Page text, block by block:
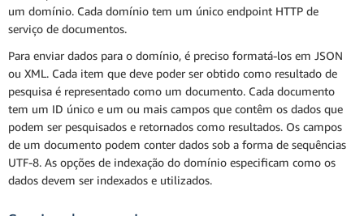
um domínio. Cada domínio tem um único endpoint HTTP de
serviço de documentos.
Para enviar dados para o domínio, é preciso formatá-los em JSON
ou XML. Cada item que deve poder ser obtido como resultado de
pesquisa é representado como um documento. Cada documento
tem um ID único e um ou mais campos que contêm os dados que
podem ser pesquisados e retornados como resultados. Os campos
de um documento podem conter dados sob a forma de sequências
UTF-8. As opções de indexação do domínio especificam como os
dados devem ser indexados e utilizados.